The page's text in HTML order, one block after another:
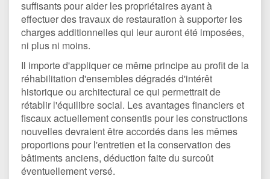
suffisants pour aider les propriétaires ayant à
effectuer des travaux de restauration à supporter les
charges additionnelles qui leur auront été imposées,
ni plus ni moins.
Il importe d'appliquer ce même principe au profit de la
réhabilitation d'ensembles dégradés d'intérêt
historique ou architectural ce qui permettrait de
rétablir l'équilibre social. Les avantages financiers et
fiscaux actuellement consentis pour les constructions
nouvelles devraient être accordés dans les mêmes
proportions pour l'entretien et la conservation des
bâtiments anciens, déduction faite du surcoût
éventuellement versé.